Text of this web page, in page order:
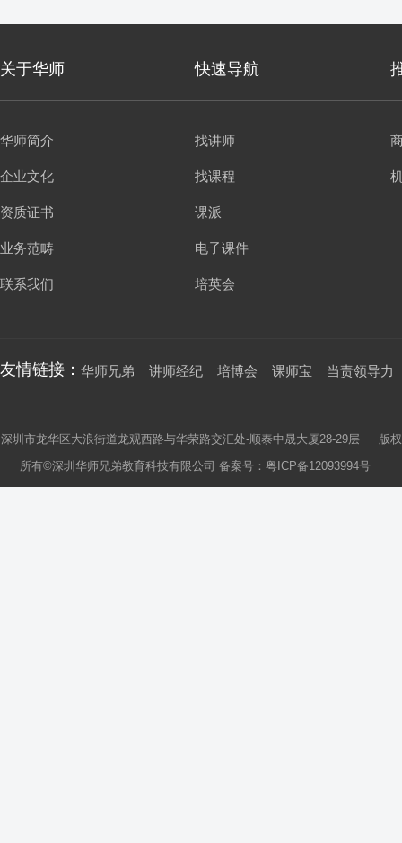
关于华师 快速导航
华师简介
企业文化
资质证书
业务范畴
联系我们
找讲师
找课程
课派
电子课件
培英会
友情链接： 华师兄弟 讲师经纪 培博会 课师宝 当责领导力
深圳市龙华区大浪街道龙观西路与华荣路交汇处-顺泰中晟大厦28-29层 版权
所有©深圳华师兄弟教育科技有限公司 备案号： 粤ICP备12093994号